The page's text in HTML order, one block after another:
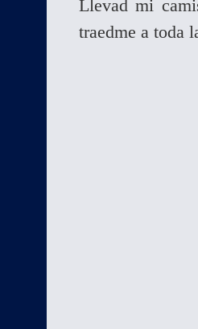
Llevad mi
traedme a toda